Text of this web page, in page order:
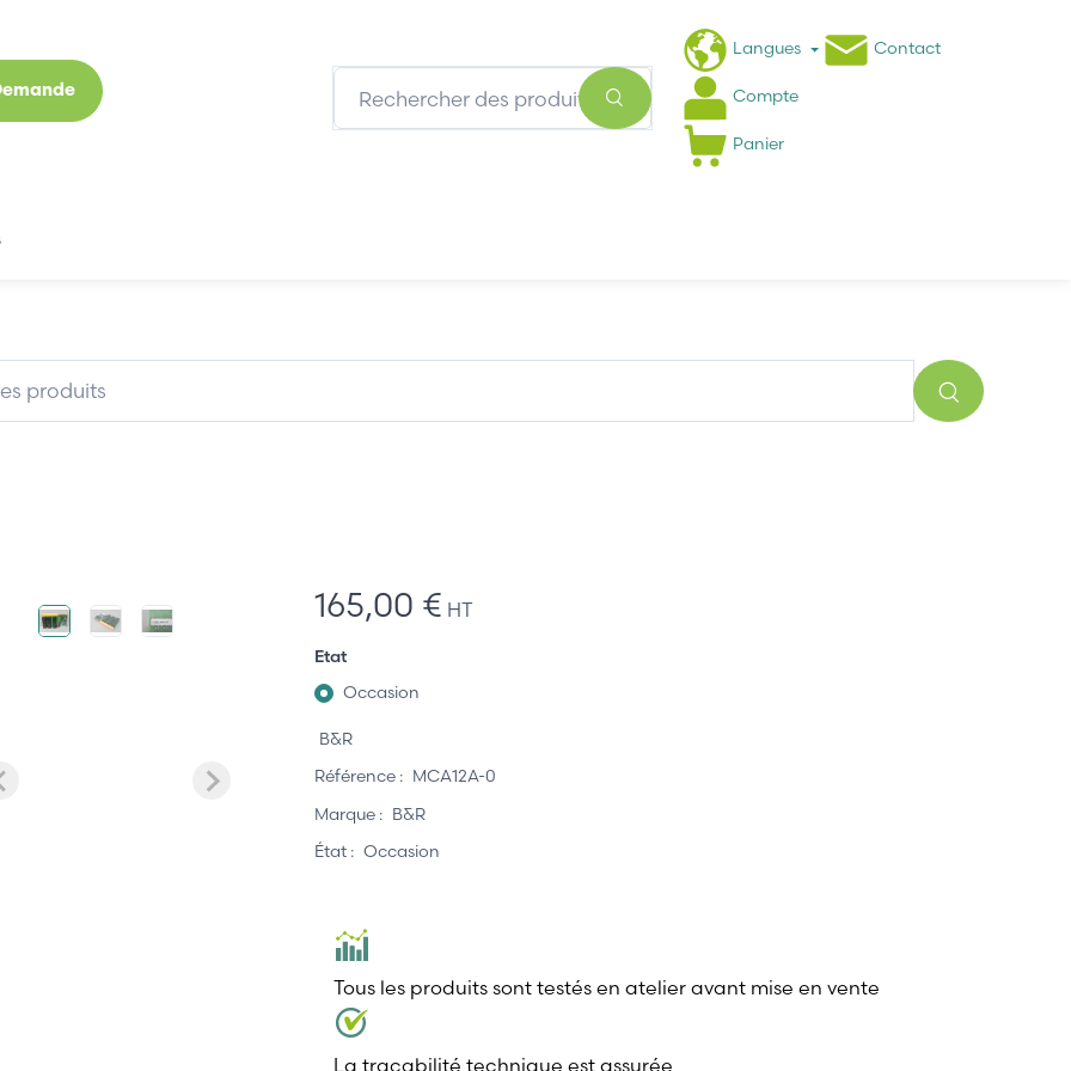
Langues Contact
Compte
Panier
165,00 € HT
Etat
Occasion
B&R
Référence : MCA12A-0
Marque : B&R
État : Occasion
Tous les produits sont testés en atelier avant mise en vente
La traçabilité technique est assurée